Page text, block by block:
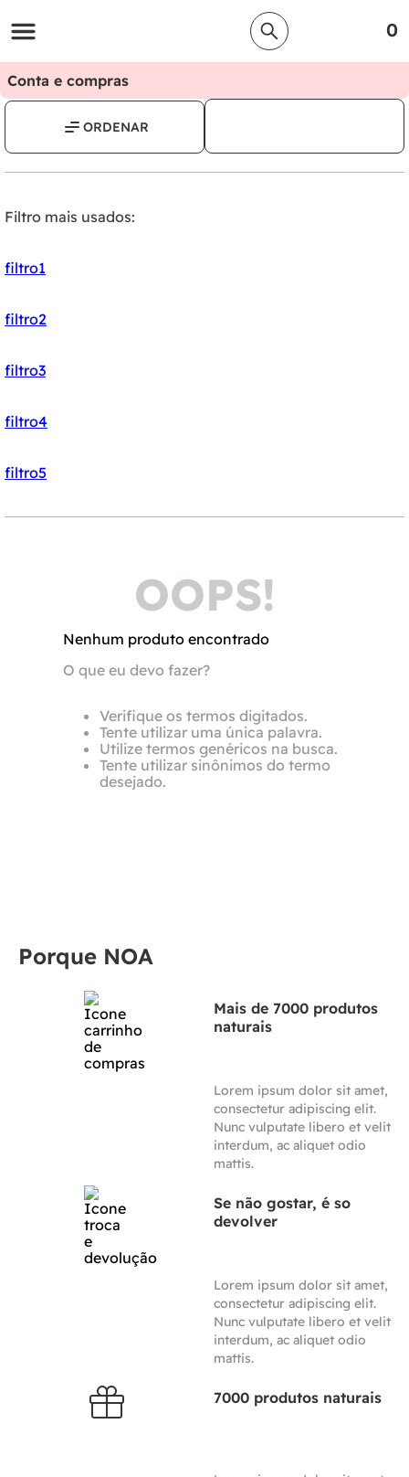
0
Conta e compras
Filtro mais usados:
filtro1
filtro2
filtro3
filtro4
filtro5
OOPS!
Nenhum produto encontrado
O que eu devo fazer?
Verifique os termos digitados.
Tente utilizar uma única palavra.
Utilize termos genéricos na busca.
Tente utilizar sinônimos do termo
desejado.
Porque NOA
Mais de 7000 produtos
naturais
Lorem ipsum dolor sit amet,
consectetur adipiscing elit.
Nunc vulputate libero et velit
interdum, ac aliquet odio
mattis.
Se não gostar, é so
devolver
Lorem ipsum dolor sit amet,
consectetur adipiscing elit.
Nunc vulputate libero et velit
interdum, ac aliquet odio
mattis.
7000 produtos naturais